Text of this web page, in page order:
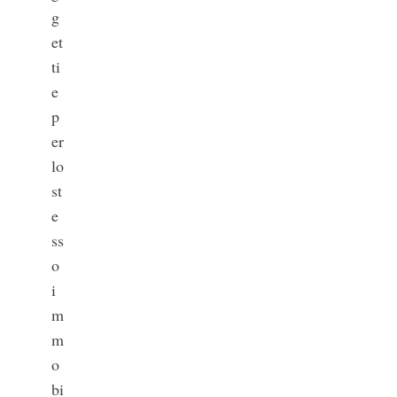
g
et
ti
e
p
er
lo
st
e
ss
o
i
m
m
o
bi